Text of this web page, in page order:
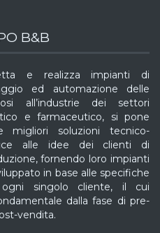
B&B
e realizza impianti di
ed automazione delle
all’industrie dei settori
e farmaceutico, si pone
migliori soluzioni tecnico-
alle idee dei clienti di
fornendo loro impianti
in base alle specifiche
singolo cliente, il cui
dalla fase di pre-
vendita.